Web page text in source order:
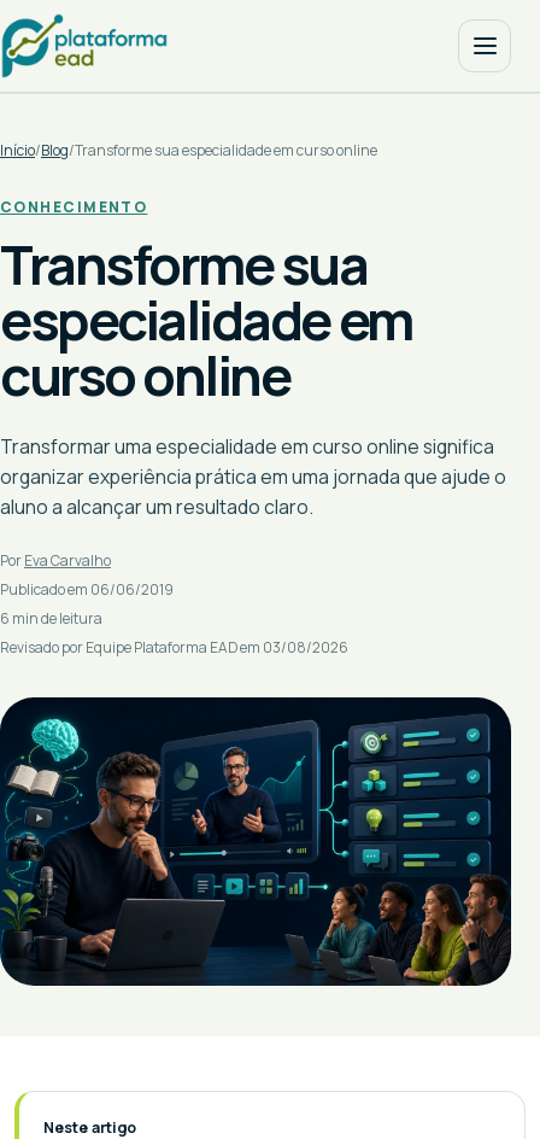
Início/Blog/Transforme sua especialidade em curso online
CONHECIMENTO
Transforme sua
especialidade em
curso online
Transformar uma especialidade em curso online significa
organizar experiência prática em uma jornada que ajude o
aluno a alcançar um resultado claro.
PorEva Carvalho
Publicado em 06/06/2019
6 min de leitura
Revisado por Equipe Plataforma EAD em 03/08/2026
Neste artigo